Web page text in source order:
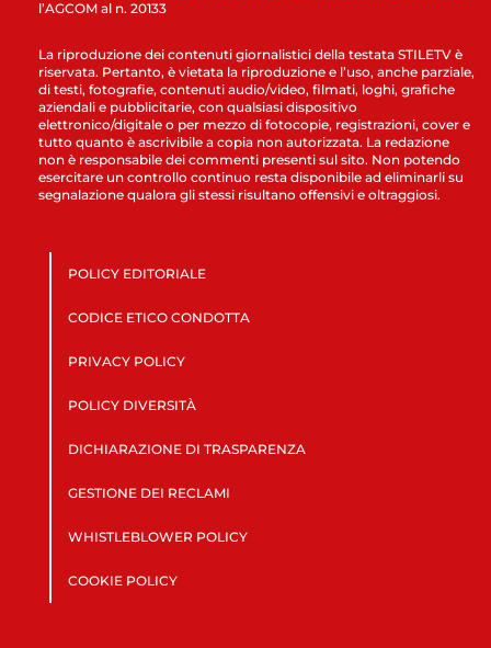
l’AGCOM al n. 20133
La riproduzione dei contenuti giornalistici della testata STILETV è
riservata. Pertanto, è vietata la riproduzione e l’uso, anche parziale,
di testi, fotografie, contenuti audio/video, filmati, loghi, grafiche
aziendali e pubblicitarie, con qualsiasi dispositivo
elettronico/digitale o per mezzo di fotocopie, registrazioni, cover e
tutto quanto è ascrivibile a copia non autorizzata. La redazione
non è responsabile dei commenti presenti sul sito. Non potendo
esercitare un controllo continuo resta disponibile ad eliminarli su
segnalazione qualora gli stessi risultano offensivi e oltraggiosi.
POLICY EDITORIALE
CODICE ETICO CONDOTTA
PRIVACY POLICY
POLICY DIVERSITÀ
DICHIARAZIONE DI TRASPARENZA
GESTIONE DEI RECLAMI
WHISTLEBLOWER POLICY
COOKIE POLICY